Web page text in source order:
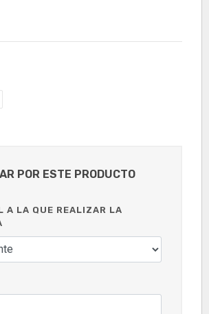
POR ESTE PRODUCTO
A LA QUE REALIZAR LA